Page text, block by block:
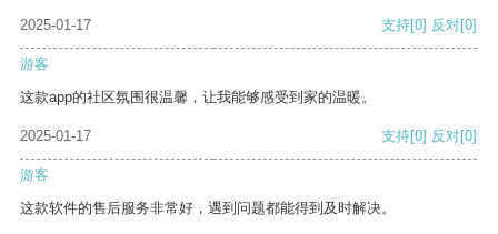
2025-01-17
支持[0] 反对[0]
游客
这款app的社区氛围很温馨，让我能够感受到家的温暖。
2025-01-17 支持[0] 反对[0]
游客
这款软件的售后服务非常好，遇到问题都能得到及时解决。